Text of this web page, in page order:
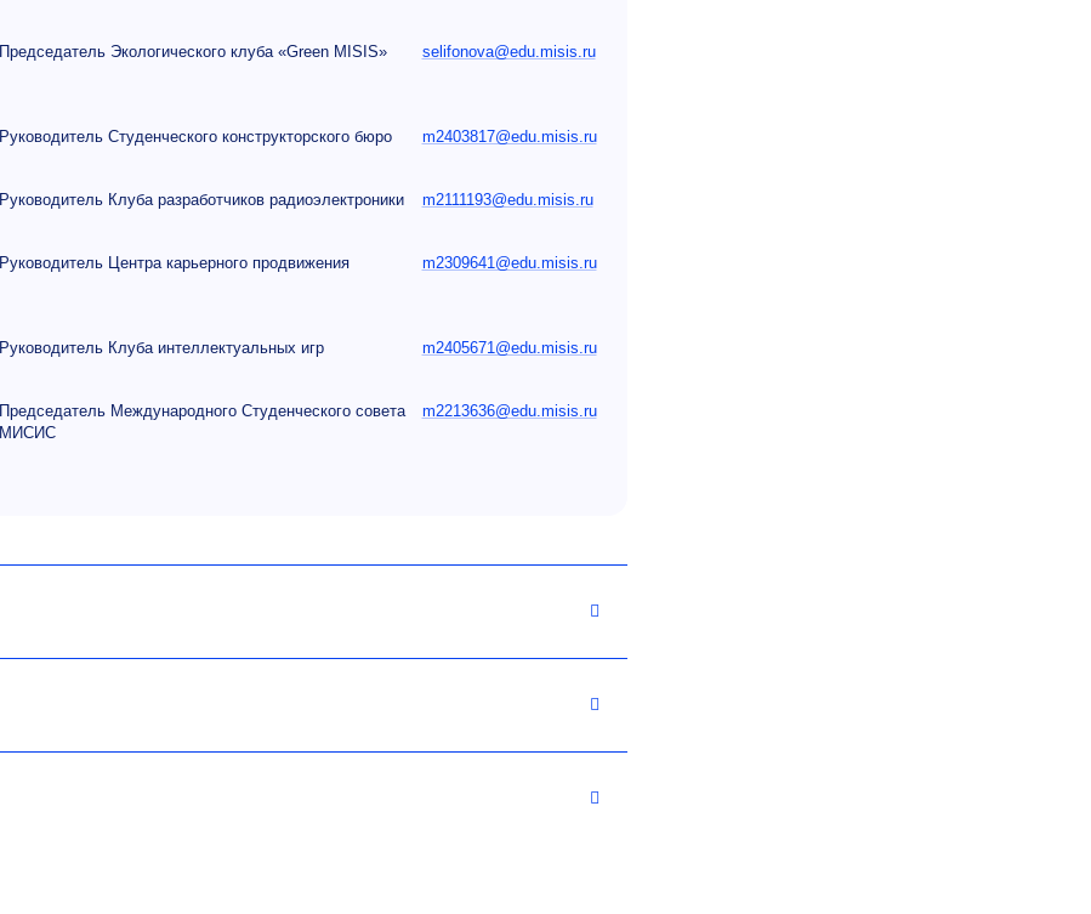
Председатель Экологического клуба «Green MISIS» selifonova@edu.misis.ru
Руководитель Студенческого конструкторского бюро m2403817@edu.misis.ru
Руководитель Клуба разработчиков радиоэлектроники m2111193@edu.misis.ru
Руководитель Центра карьерного продвижения m2309641@edu.misis.ru
Руководитель Клуба интеллектуальных игр m2405671@edu.misis.ru
Председатель Международного Студенческого совета
МИСИС
m2213636@edu.misis.ru